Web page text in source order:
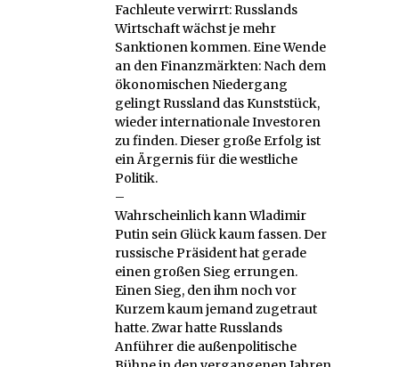
Fachleute verwirrt: Russlands
Wirtschaft wächst je mehr
Sanktionen kommen. Eine Wende
an den Finanzmärkten: Nach dem
ökonomischen Niedergang
gelingt Russland das Kunststück,
wieder internationale Investoren
zu finden. Dieser große Erfolg ist
ein Ärgernis für die westliche
Politik.
–
Wahrscheinlich kann Wladimir
Putin sein Glück kaum fassen. Der
russische Präsident hat gerade
einen großen Sieg errungen.
Einen Sieg, den ihm noch vor
Kurzem kaum jemand zugetraut
hatte. Zwar hatte Russlands
Anführer die außenpolitische